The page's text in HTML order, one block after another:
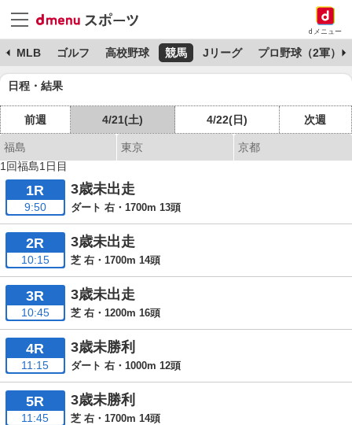
dメニュー
MLB ゴルフ 高校野球 競馬 Jリーグ プロ野球（2軍）
日程・結果
前週 4/21(土) 4/22(日) 次週
福島 東京
京都
1回福島1日目
1R
9:50
3歳未出走
ダート 右・1700m 13頭
2R
10:15
3歳未出走
芝 右・1700m 14頭
3R
10:45
3歳未出走
芝 右・1200m 16頭
4R
11:15
3歳未勝利
ダート 右・1000m 12頭
5R
11:45
3歳未勝利
芝 右・1700m 14頭